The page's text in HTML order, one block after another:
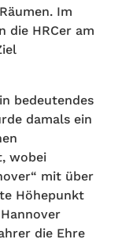
Im
die HRCer am
bedeutendes
damals ein
wobei
mit über
Höhepunkt
die Ehre